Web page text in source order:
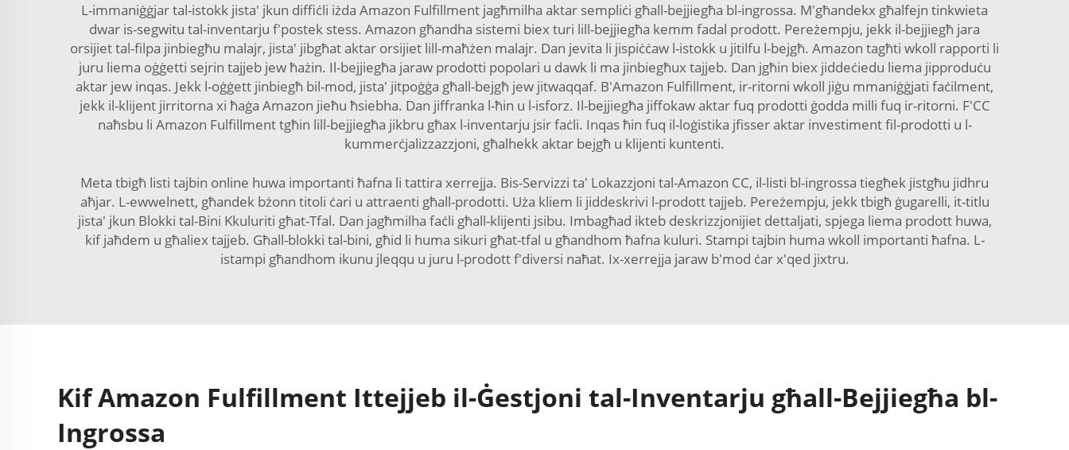
L-immaniġġjar tal-istokk jista' jkun diffiċli iżda Amazon Fulfillment jagħmilha aktar sempliċi għall-bejjiegħa bl-ingrossa. M'għandekx għalfejn tinkwieta
dwar is-segwitu tal-inventarju f'postek stess. Amazon għandha sistemi biex turi lill-bejjiegħa kemm fadal prodott. Pereżempju, jekk il-bejjiegħ jara
orsijiet tal-filpa jinbiegħu malajr, jista' jibgħat aktar orsijiet lill-maħżen malajr. Dan jevita li jispiċċaw l-istokk u jitilfu l-bejgħ. Amazon tagħti wkoll rapporti li
juru liema oġġetti sejrin tajjeb jew ħażin. Il-bejjiegħa jaraw prodotti popolari u dawk li ma jinbiegħux tajjeb. Dan jgħin biex jiddeċiedu liema jipproduċu
aktar jew inqas. Jekk l-oġġett jinbiegħ bil-mod, jista' jitpoġġa għall-bejgħ jew jitwaqqaf. B'Amazon Fulfillment, ir-ritorni wkoll jiġu mmaniġġjati faċilment,
jekk il-klijent jirritorna xi ħaġa Amazon jieħu ħsiebha. Dan jiffranka l-ħin u l-isforz. Il-bejjiegħa jiffokaw aktar fuq prodotti ġodda milli fuq ir-ritorni. F'CC
naħsbu li Amazon Fulfillment tgħin lill-bejjiegħa jikbru għax l-inventarju jsir faċli. Inqas ħin fuq il-loġistika jfisser aktar investiment fil-prodotti u l-
kummerċjalizzazzjoni, għalhekk aktar bejgħ u klijenti kuntenti.
Meta tbigħ listi tajbin online huwa importanti ħafna li tattira xerrejja. Bis-Servizzi ta' Lokazzjoni tal-Amazon CC, il-listi bl-ingrossa tiegħek jistgħu jidhru
aħjar. L-ewwelnett, għandek bżonn titoli ċari u attraenti għall-prodotti. Uża kliem li jiddeskrivi l-prodott tajjeb. Pereżempju, jekk tbigħ ġugarelli, it-titlu
jista' jkun Blokki tal-Bini Kkuluriti għat-Tfal. Dan jagħmilha faċli għall-klijenti jsibu. Imbagħad ikteb deskrizzjonijiet dettaljati, spjega liema prodott huwa,
kif jaħdem u għaliex tajjeb. Għall-blokki tal-bini, għid li huma sikuri għat-tfal u għandhom ħafna kuluri. Stampi tajbin huma wkoll importanti ħafna. L-
istampi għandhom ikunu jleqqu u juru l-prodott f'diversi naħat. Ix-xerrejja jaraw b'mod ċar x'qed jixtru.
Kif Amazon Fulfillment Ittejjeb il-Ġestjoni tal-Inventarju għall-Bejjiegħa bl-
Ingrossa